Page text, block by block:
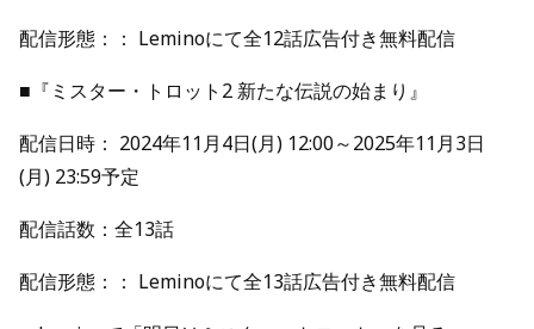
配信形態：： Leminoにて全12話広告付き無料配信
■『ミスター・トロット2 新たな伝説の始まり』
配信日時： 2024年11月4日(月) 12:00～2025年11月3日
(月) 23:59予定
配信話数：全13話
配信形態：： Leminoにて全13話広告付き無料配信